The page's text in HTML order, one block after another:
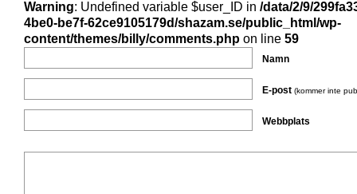
Warning: Undefined variable $user_ID in /data/2/9/
4be0-be7f-62ce9105179d/shazam.se/public_html/wp-
content/themes/billy/comments.php on line 59
Namn
E-post (kommer inte
Webbplats